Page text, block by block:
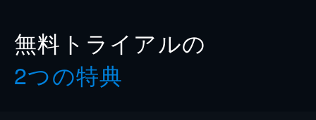
無料トライアルの
2つの特典